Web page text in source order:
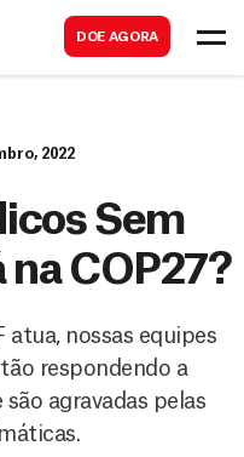
DOE AGORA
2022
Sem
na COP27?
atua, nossas equipes
respondendo a
agravadas pelas